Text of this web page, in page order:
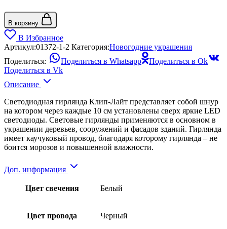
В корзину
В Избранное
Артикул:01372-1-2 Категория:Новогодние украшения
Поделиться:
Поделиться в Whatsapp
Поделиться в Ok
Поделиться в Vk
Описание
Светодиодная гирлянда Клип-Лайт представляет собой шнур
на котором через каждые 10 см установлены сверх яркие LED
светодиоды. Световые гирлянды применяются в основном в
украшении деревьев, сооружений и фасадов зданий. Гирлянда
имеет каучуковый провод, благодаря которому гирлянда – не
боится морозов и повышенной влажности.
Доп. информация
Цвет свечения Белый
Цвет провода Черный